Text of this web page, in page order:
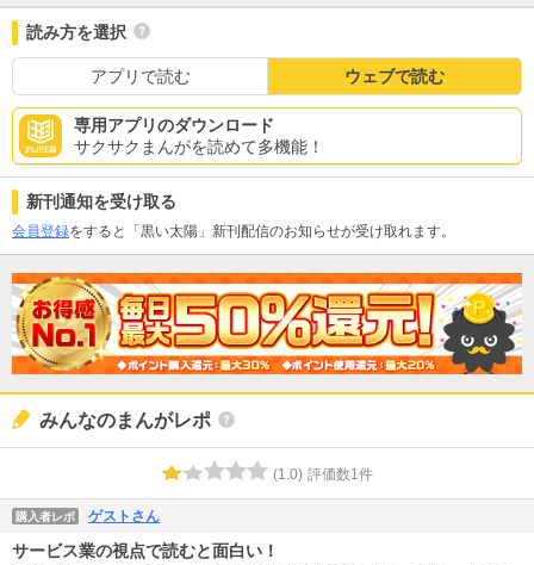
読み方を選択
アプリで読む ウェブで読む
専用アプリのダウンロード
サクサクまんがを読めて多機能！
新刊通知を受け取る
会員登録をすると「黒い太陽」新刊配信のお知らせが受け取れます。
みんなのまんがレポ
(1.0) 評価数1件
購入者レポ ゲストさん
サービス業の視点で読むと面白い！